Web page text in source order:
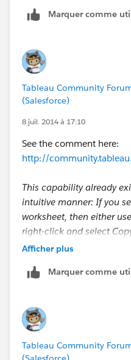
Marquer comme
Tableau Community
(Salesforce)
8 juil. 2014 à 17:10
See the comment here:
http://
This capability already
intuitive manner: If you
worksheet, then either
right-click and select
worksheet" that can be
Afficher plus
Marquer comme
Tableau Community